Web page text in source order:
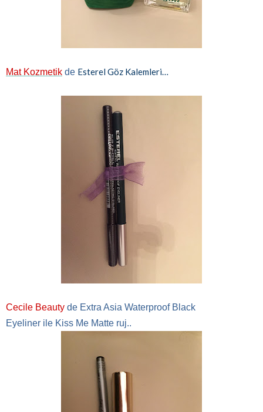
Mat Kozmetik de Esterel Göz Kalemleri…
Cecile Beauty de Extra Asia Waterproof Black
Eyeliner ile Kiss Me Matte ruj..